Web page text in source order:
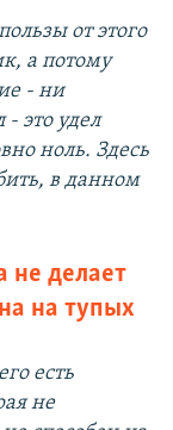
от этого
а потому
- ни
это удел
ноль. Здесь
в данном
не делает
на тупых
есть
не